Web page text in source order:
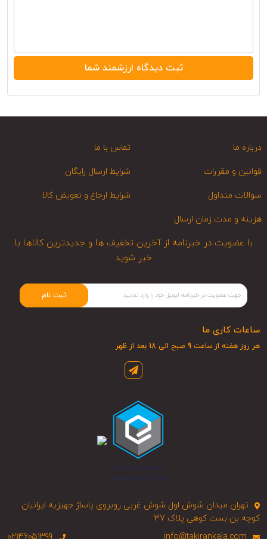
درباره ما تماس با ما
قوانین و مقررات شرایط ارسال رایگان
سوالات متداول شرایط ارجاع و تعویض کالا
هزینه و مدت زمان ارسال
با عضویت در خبرنامه از آخرین تخفیف ها و جدیدترین کالاها با
خبر شوید
ثبت نام
ساعات کاری ما
هر روز هفته از ساعت 9 صبح الی 18 بعد از ظهر
تهران میدان شوش اول شوش غربی روبروی پاساژ جهیزیه ایرانیان
کوچه بن بست کوهی پلاک 37